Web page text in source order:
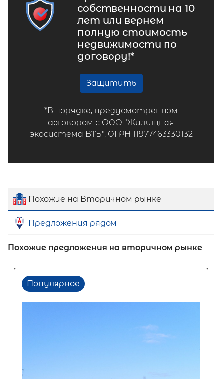
собственности на 10
лет или вернем
полную стоимость
недвижимости по
договору!*
Защитить
*В порядке, предусмотренном
договором с ООО "Жилищная
экосистема ВТБ", ОГРН 11977463330132
Похожие на Вторичном рынке
Предложения рядом
Похожие предложения на вторичном рынке
Популярное